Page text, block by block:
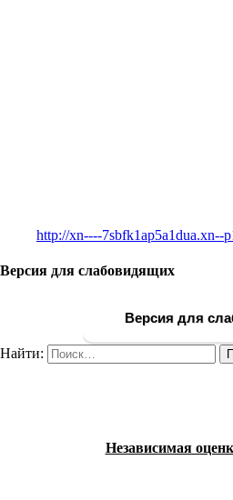
http://xn----7sbfk1ap5a1dua.xn--
Версия для слабовидящих
Версия для
Найти:
Независимая